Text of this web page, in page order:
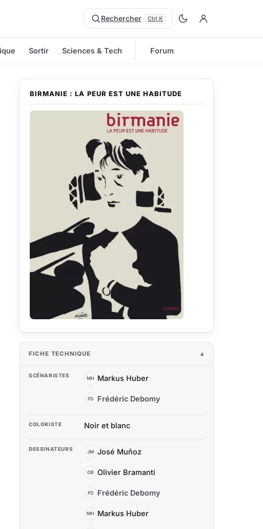
Rechercher Ctrl K
Sortir Sciences & Tech Forum
BIRMANIE : LA PEUR EST UNE HABITUDE
FICHE TECHNIQUE
SCÉNARISTES MH Markus Huber
FD Frédéric Debomy
COLORISTE Noir et blanc
DESSINATEURS JM José Muñoz
OB Olivier Bramanti
FD Frédéric Debomy
MH Markus Huber